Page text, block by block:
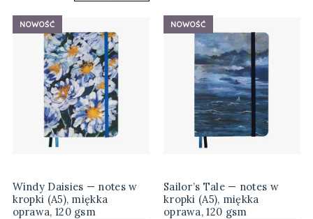
Windy Daisies — notes w
kropki (A5), miękka
oprawa, 120 gsm
NOWOŚĆ
Sailor’s Tale — notes w
kropki (A5), miękka
oprawa, 120 gsm
NOWOŚĆ